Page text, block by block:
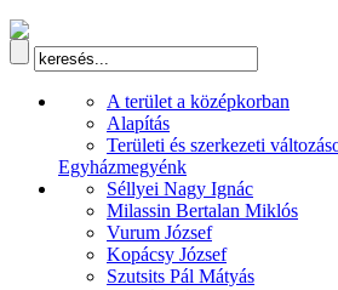
A terület a középkorban
Alapítás
Területi és szerkezeti
Egyházmegyénk
Séllyei Nagy Ignác
Milassin Bertalan Miklós
Vurum József
Kopácsy József
Szutsits Pál Mátyás